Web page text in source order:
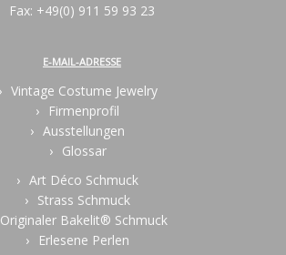
Fax: +49(0) 911 59 93 23
E-MAIL-ADRESSE
Vintage Costume Jewelry
Firmenprofil
Ausstellungen
Glossar
Art Déco Schmuck
Strass Schmuck
Originaler Bakelit® Schmuck
Erlesene Perlen